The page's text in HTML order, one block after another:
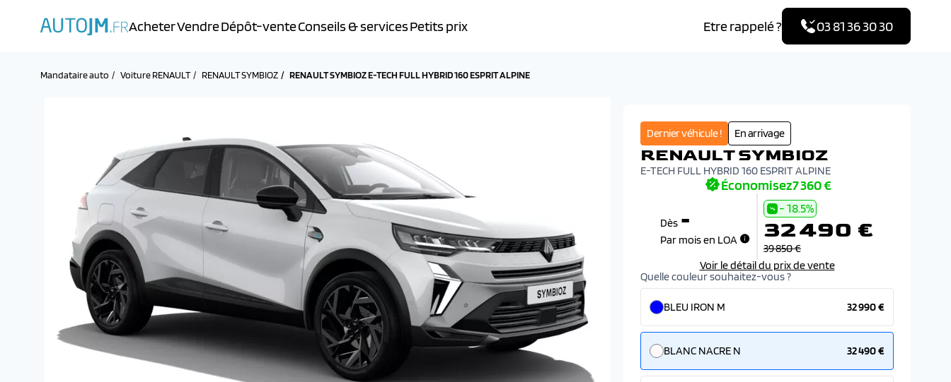
AcheterVendreDépôt-venteConseils & servicesPetits prix Etre rappelé ? 03 81 36 30 30
Mandataire auto Voiture RENAULT RENAULT SYMBIOZ RENAULT SYMBIOZ E-TECH FULL HYBRID 160 ESPRIT ALPINE
Dernier véhicule ! En arrivage
RENAULT SYMBIOZ
E-TECH FULL HYBRID 160 ESPRIT ALPINE
Économisez7 360 €
Dès -
Par mois en LOA
- 18.5%
32 490 €
39 850 €
Voir le détail du prix de vente
Quelle couleur souhaitez-vous ?
BLEU IRON M 32 990 €
BLANC NACRE N 32 490 €